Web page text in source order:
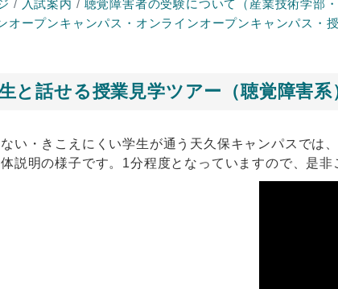
入試案内
聴覚障害者の受験について（産業技術学部
オープンキャンパス・オンラインオープンキャンパス・
と話せる授業見学ツアー（聴覚障害系
い・きこえにくい学生が通う天久保キャンパスでは
説明の様子です。1分程度となっていますので、是非